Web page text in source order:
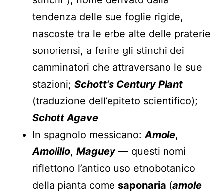
tendenza delle sue foglie rigide,
nascoste tra le erbe alte delle praterie
sonoriensi, a ferire gli stinchi dei
camminatori che attraversano le sue
stazioni; Schott’s Century Plant
(traduzione dell’epiteto scientifico);
Schott Agave
In spagnolo messicano: Amole,
Amolillo, Maguey — questi nomi
riflettono l’antico uso etnobotanico
della pianta come saponaria (amole